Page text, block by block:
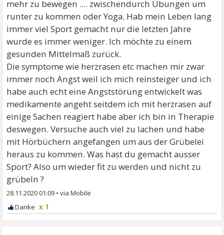
mehr zu bewegen .... zwischendurch Übungen um
runter zu kommen oder Yoga. Hab mein Leben lang
immer viel Sport gemacht nur die letzten Jahre
wurde es immer weniger. Ich möchte zu einem
gesunden Mittelmaß zurück.
Die symptome wie herzrasen etc machen mir zwar
immer noch Angst weil ich mich reinsteiger und ich
habe auch echt eine Angststörung entwickelt was
medikamente angeht seitdem ich mit herzrasen auf
einige Sachen reagiert habe aber ich bin in Therapie
deswegen. Versuche auch viel zu lachen und habe
mit Hörbüchern angefangen um aus der Grübelei
heraus zu kommen. Was hast du gemacht ausser
Sport? Also um wieder fit zu werden und nicht zu
grübeln ?
28.11.2020 01:09 •
x 1